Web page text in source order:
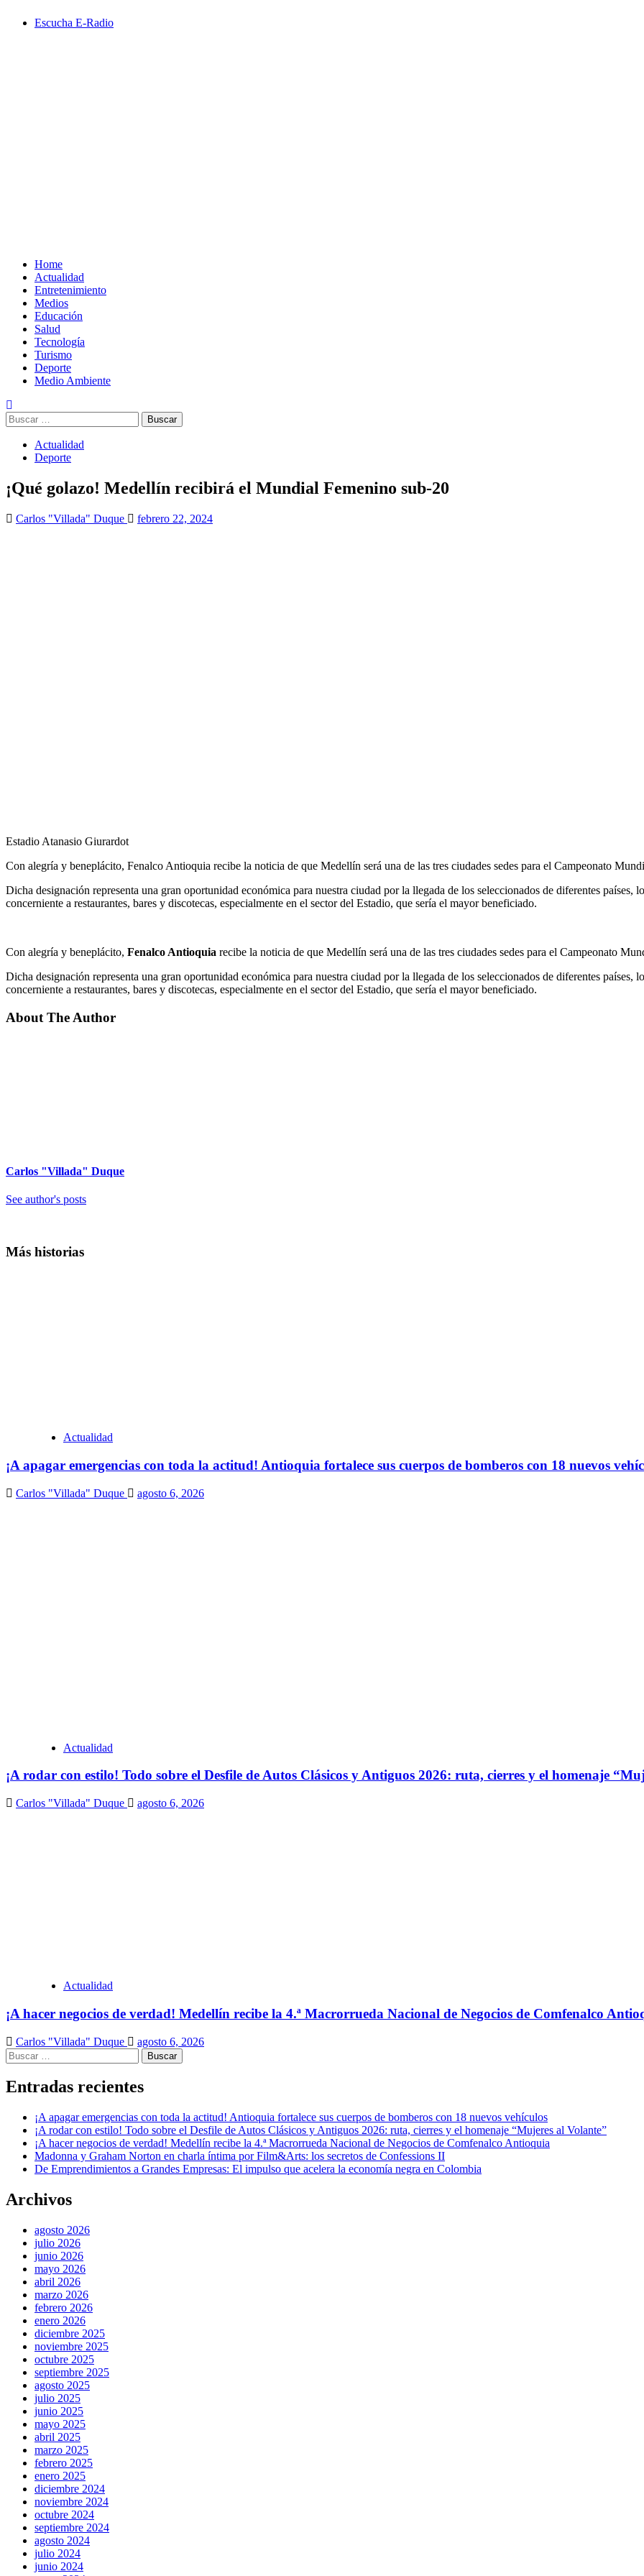
Escucha E-Radio
Home
Actualidad
Entretenimiento
Medios
Educación
Salud
Tecnología
Turismo
Deporte
Medio Ambiente
Buscar:
Actualidad
Deporte
¡Qué golazo! Medellín recibirá el Mundial Femenino sub-20
Carlos "Villada" Duque febrero 22, 2024
Estadio Atanasio Giurardot
Con alegría y beneplácito, Fenalco Antioquia recibe la noticia de que Medellín será una de las tres ciudades sedes para el Campeonato
Dicha designación representa una gran oportunidad económica para nuestra ciudad por la llegada de los seleccionados de diferentes
concerniente a restaurantes, bares y discotecas, especialmente en el sector del Estadio, que sería el mayor beneficiado.
Con alegría y beneplácito, Fenalco Antioquia recibe la noticia de que Medellín será una de las tres ciudades sedes para el Campeonato
Dicha designación representa una gran oportunidad económica para nuestra ciudad por la llegada de los seleccionados de diferentes
concerniente a restaurantes, bares y discotecas, especialmente en el sector del Estadio, que sería el mayor beneficiado.
About The Author
Carlos "Villada" Duque
See author's posts
Más historias
Actualidad
¡A apagar emergencias con toda la actitud! Antioquia fortalece sus cuerpos de bomberos con 18 nuevos
Carlos "Villada" Duque agosto 6, 2026
Actualidad
¡A rodar con estilo! Todo sobre el Desfile de Autos Clásicos y Antiguos 2026: ruta, cierres y el homenaje
Carlos "Villada" Duque agosto 6, 2026
Actualidad
¡A hacer negocios de verdad! Medellín recibe la 4.ª Macrorrueda Nacional de Negocios de Comfenalco
Carlos "Villada" Duque
agosto 6, 2026
Buscar:
Entradas recientes
¡A apagar emergencias con toda la actitud! Antioquia fortalece sus cuerpos de bomberos con 18 nuevos vehículos
¡A rodar con estilo! Todo sobre el Desfile de Autos Clásicos y Antiguos 2026: ruta, cierres y el homenaje “Mujeres al Volante”
¡A hacer negocios de verdad! Medellín recibe la 4.ª Macrorrueda Nacional de Negocios de Comfenalco Antioquia
Madonna y Graham Norton en charla íntima por Film&Arts: los secretos de Confessions II
De Emprendimientos a Grandes Empresas: El impulso que acelera la economía negra en Colombia
Archivos
agosto 2026
julio 2026
junio 2026
mayo 2026
abril 2026
marzo 2026
febrero 2026
enero 2026
diciembre 2025
noviembre 2025
octubre 2025
septiembre 2025
agosto 2025
julio 2025
junio 2025
mayo 2025
abril 2025
marzo 2025
febrero 2025
enero 2025
diciembre 2024
noviembre 2024
octubre 2024
septiembre 2024
agosto 2024
julio 2024
junio 2024